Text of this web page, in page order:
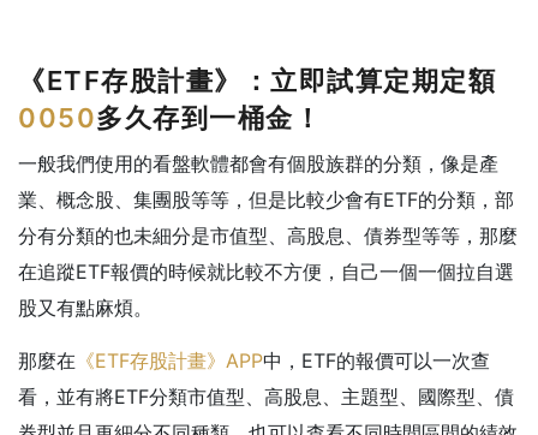
《ETF存股計畫》：立即試算定期定額
0050多久存到一桶金！
一般我們使用的看盤軟體都會有個股族群的分類，像是產
業、概念股、集團股等等，但是比較少會有ETF的分類，部
分有分類的也未細分是市值型、高股息、債券型等等，那麼
在追蹤ETF報價的時候就比較不方便，自己一個一個拉自選
股又有點麻煩。
那麼在 《ETF存股計畫》APP中，ETF的報價可以一次查
看，並有將ETF分類市值型、高股息、主題型、國際型、債